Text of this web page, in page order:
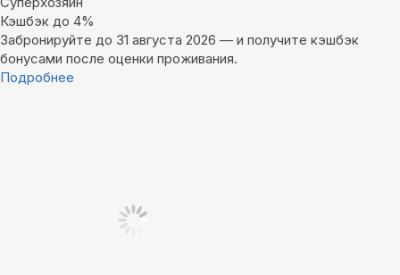
Кэшбэк до 4%
Забронируйте до 31 августа 2026 — и получите кэшбэк
бонусами после оценки проживания.
Подробнее